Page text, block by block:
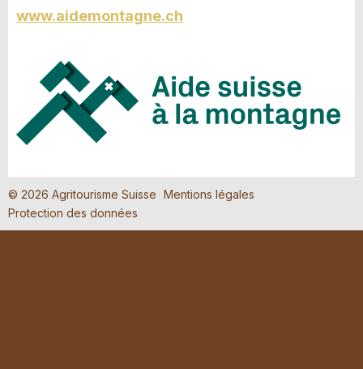
www.aidemontagne.ch
© 2026 Agritourisme Suisse Mentions légales
Protection des données